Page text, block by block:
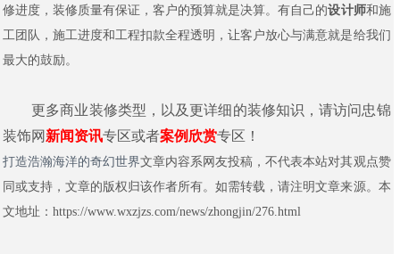
修进度，装修质量有保证，客户的预算就是决算。有自己的设计师和施
工团队，施工进度和工程扣款全程透明，让客户放心与满意就是给我们
最大的鼓励。
更多商业装修类型，以及更详细的装修知识，请访问忠锦
装饰网 新闻资讯专区或者案例欣赏专区！
打造浩瀚海洋的奇幻世界文章内容系网友投稿，不代表本站对其观点赞
同或支持，文章的版权归该作者所有。如需转载，请注明文章来源。本
文地址：https://www.wxzjzs.com/news/zhongjin/276.html